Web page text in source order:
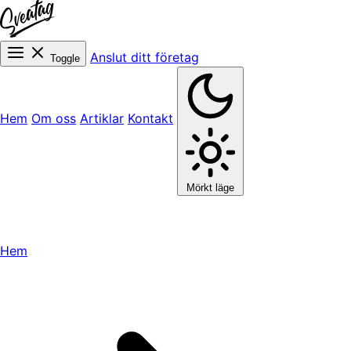
Toggle Anslut ditt företag
Hem Om oss Artiklar Kontakt
Mörkt läge
Hem